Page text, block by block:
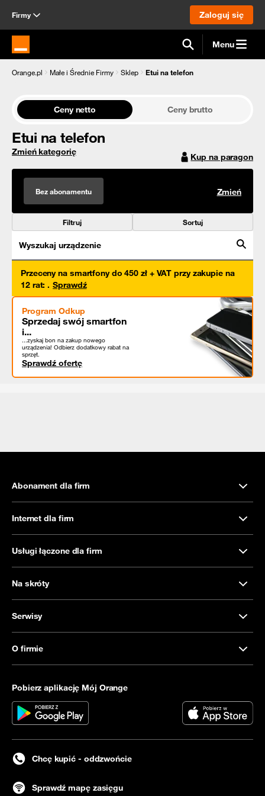
Firmy Zaloguj się
Strona główna Orange.pl Menu
Orange.pl Małe i Średnie Firmy Sklep Etui na telefon
Ceny netto Ceny brutto
Etui na telefon
Zmień kategorię Kup na paragon
Bez abonamentu Zmień
Filtruj Sortuj
Wyszukaj urządzenie
Przeceny na smartfony do 450 zł + VAT przy zakupie na
12 rat: . Sprawdź
Program Odkup
Sprzedaj swój smartfon
i...
...zyskaj bon na zakup nowego
urządzenia! Odbierz dodatkowy rabat na
sprzęt.
Sprawdź ofertę
Abonament dla firm
Internet dla firm
Usługi łączone dla firm
Na skróty
Serwisy
O firmie
Pobierz aplikację Mój Orange
Chcę kupić - oddzwońcie
Sprawdź mapę zasięgu